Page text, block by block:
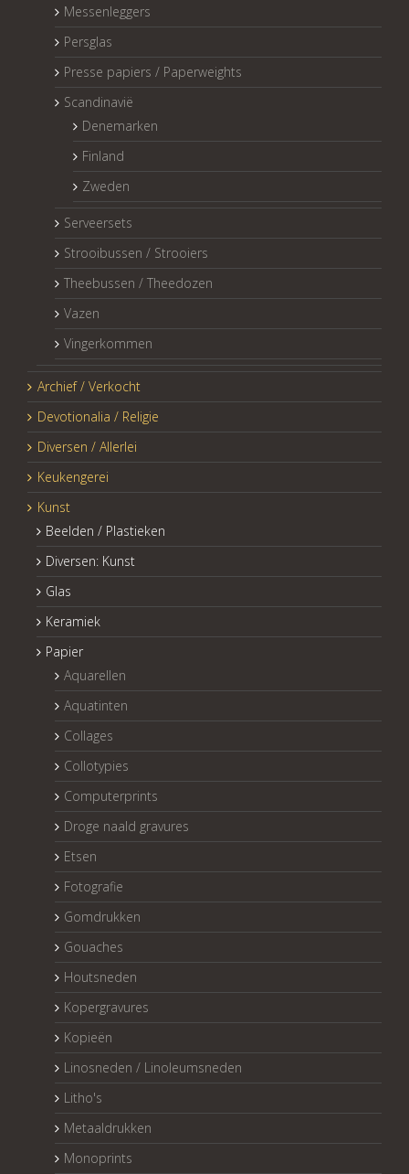
Messenleggers
Persglas
Presse papiers / Paperweights
Scandinavië
Denemarken
Finland
Zweden
Serveersets
Strooibussen / Strooiers
Theebussen / Theedozen
Vazen
Vingerkommen
Archief / Verkocht
Devotionalia / Religie
Diversen / Allerlei
Keukengerei
Kunst
Beelden / Plastieken
Diversen: Kunst
Glas
Keramiek
Papier
Aquarellen
Aquatinten
Collages
Collotypies
Computerprints
Droge naald gravures
Etsen
Fotografie
Gomdrukken
Gouaches
Houtsneden
Kopergravures
Kopieën
Linosneden / Linoleumsneden
Litho's
Metaaldrukken
Monoprints